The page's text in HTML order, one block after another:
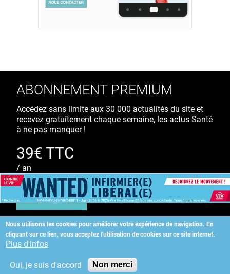
Nous utilisons les cookies pour améliorer votre expérience de navigation. En
cliquant sur ce lien, vous acceptez l'utilisation de cookies sur ce site internet.
Plus d'infos
Oui, je suis d'accord Non merci
ABONNEMENT PREMIUM
Accédez sans limite aux 30 000 actualités du site et
recevez gratuitement chaque semaine, les actus Santé
à ne pas manquer !
39€ TTC
/ an
S'ABONNER
Copyright©2026 ALLIEDHEALTH
KAURIWEB